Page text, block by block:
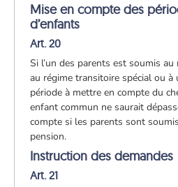
Mise en compte des
d’enfants
Art. 20
Si l’un des parents est soumis au
au régime transitoire spécial ou à
période à mettre en compte du
enfant commun ne saurait
compte si les parents sont
pension.
Instruction des demandes
Art. 21